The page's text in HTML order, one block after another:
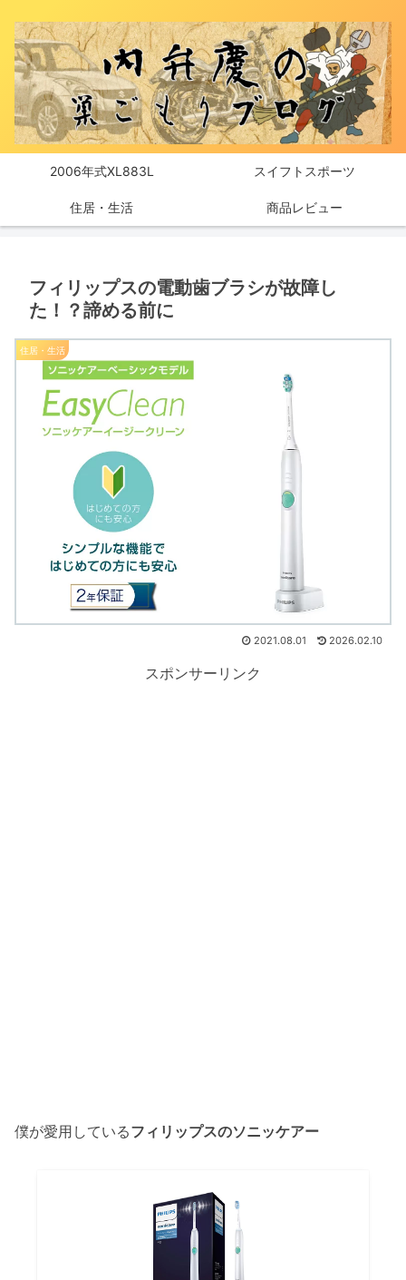
2006年式XL883L スイフトスポーツ
住居・生活 商品レビュー
フィリップスの電動歯ブラシが故障し
た！？諦める前に
住居・生活
2021.08.01 2026.02.10
スポンサーリンク
僕が愛用しているフィリップスのソニッケアー